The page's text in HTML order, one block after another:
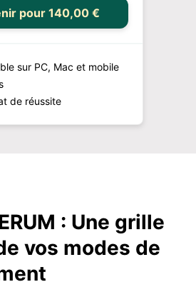
pour 140,00 €
sur PC, Mac et mobile
de réussite
: Une grille
vos modes de